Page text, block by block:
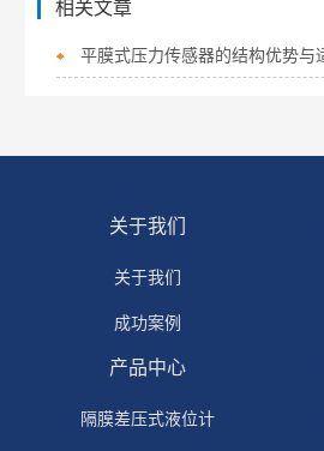
相关文章
平膜式压力传感器的结构优势与
关于我们
关于我们
成功案例
产品中心
隔膜差压式液位计